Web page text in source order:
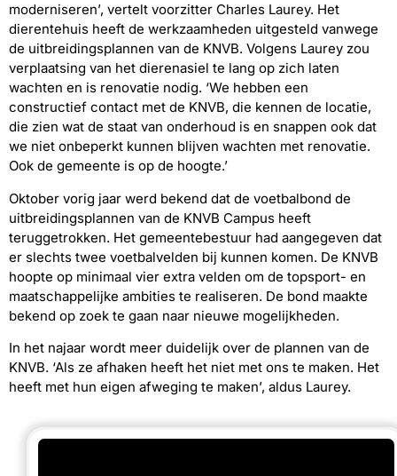
moderniseren’, vertelt voorzitter Charles Laurey. Het
dierentehuis heeft de werkzaamheden uitgesteld vanwege
de uitbreidingsplannen van de KNVB. Volgens Laurey zou
verplaatsing van het dierenasiel te lang op zich laten
wachten en is renovatie nodig. ‘We hebben een
constructief contact met de KNVB, die kennen de locatie,
die zien wat de staat van onderhoud is en snappen ook dat
we niet onbeperkt kunnen blijven wachten met renovatie.
Ook de gemeente is op de hoogte.’
Oktober vorig jaar werd bekend dat de voetbalbond de
uitbreidingsplannen van de KNVB Campus heeft
teruggetrokken. Het gemeentebestuur had aangegeven dat
er slechts twee voetbalvelden bij kunnen komen. De KNVB
hoopte op minimaal vier extra velden om de topsport- en
maatschappelijke ambities te realiseren. De bond maakte
bekend op zoek te gaan naar nieuwe mogelijkheden.
In het najaar wordt meer duidelijk over de plannen van de
KNVB. ‘Als ze afhaken heeft het niet met ons te maken. Het
heeft met hun eigen afweging te maken’, aldus Laurey.